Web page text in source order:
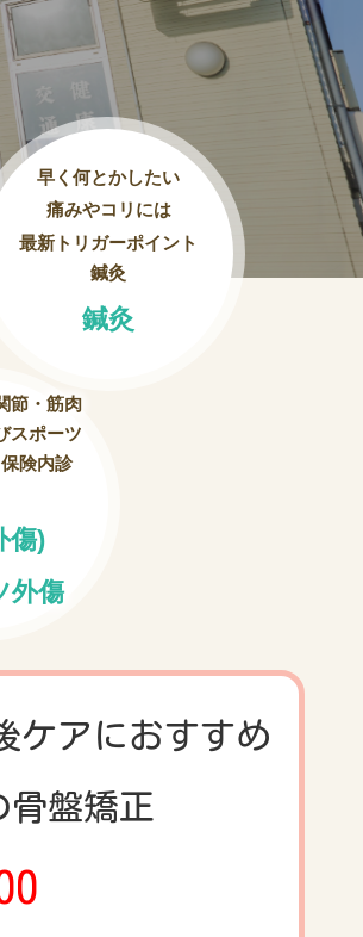
早く何とかしたい
痛みやコリには
最新トリガーポイント
鍼灸
鍼灸
節・筋肉
スポーツ
険内診
傷)
外傷
ケアにおすすめ
骨盤矯正